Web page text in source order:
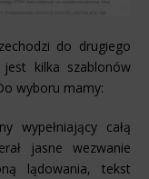
do drugiego
kilka szablonów
wyboru mamy:
wypełniający całą
jasne wezwanie
lądowania, tekst